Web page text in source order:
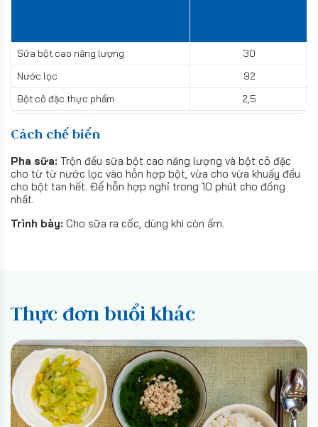
Sữa bột cao năng lượng
30
Nước lọc
92
Bột cô đặc thực phẩm
2,5
Cách chế biến
Pha sữa: Trộn đều sữa bột cao năng lượng và bột cô đặc
cho từ từ nước lọc vào hỗn hợp bột, vừa cho vừa khuấy đều
cho bột tan hết. Để hỗn hợp nghỉ trong 10 phút cho đồng
nhất.
Trình bày: Cho sữa ra cốc, dùng khi còn ấm.
Thực đơn buổi khác